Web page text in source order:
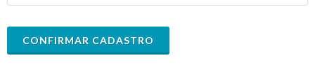
CONFIRMAR CADASTRO